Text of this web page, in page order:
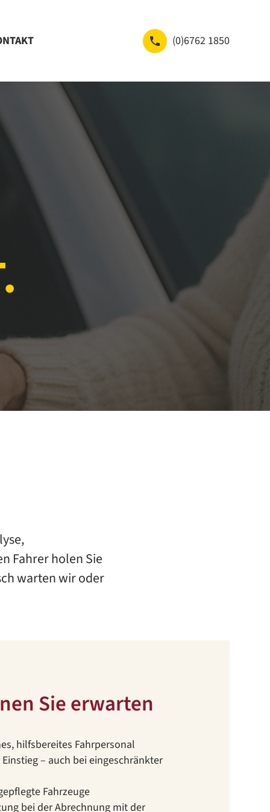
(0)6762 1850
Fahrer holen Sie
warten wir oder
Sie erwarten
hilfsbereites Fahrpersonal
– auch bei eingeschränkter
Fahrzeuge
bei der Abrechnung mit der